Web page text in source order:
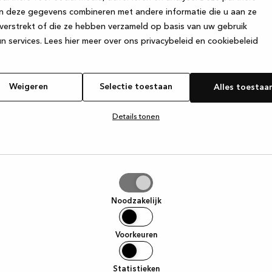
deze gegevens combineren met andere informatie die u aan ze
of die ze hebben verzameld op basis van uw gebruik
services. Lees hier meer over ons privacybeleid en cookiebeleid
Weigeren Selectie toestaan Alles
Details tonen
Noodzakelijk
Voorkeuren
Statistieken
has occurred while loadingwww.kvik.nl (see the